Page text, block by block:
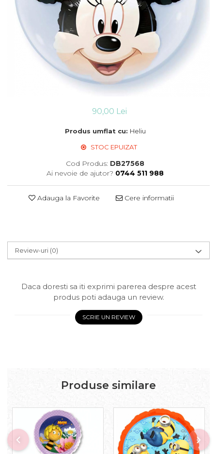
Suflatori
Farfurii,pahare & servetele
Ornamente sala
Accesorii Baloane
Baloane Ocazii Speciale90,00 Lei
Produs umflat cu: Heliu
STOC EPUIZAT
Cod Produs: DB27568
Ai nevoie de ajutor? 0744 511 988
Adauga la Favorite Cere informatii
Review-uri (0)
Daca doresti sa iti exprimi parerea despre acest
produs poti adauga un review.
SCRIE UN REVIEW
Produse similare